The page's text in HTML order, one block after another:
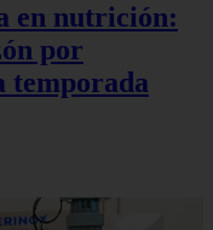
en nutrición:
por
temporada